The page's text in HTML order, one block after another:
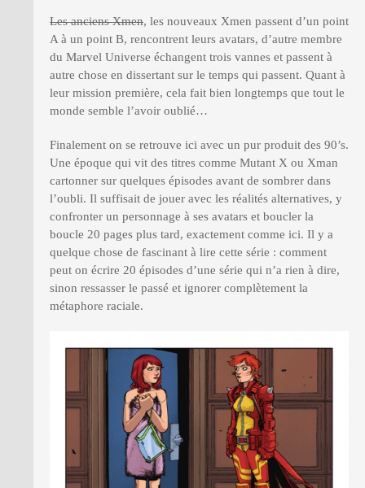
Les anciens Xmen, les nouveaux Xmen passent d’un point
A à un point B, rencontrent leurs avatars, d’autre membre
du Marvel Universe échangent trois vannes et passent à
autre chose en dissertant sur le temps qui passent. Quant à
leur mission première, cela fait bien longtemps que tout le
monde semble l’avoir oublié…
Finalement on se retrouve ici avec un pur produit des 90’s.
Une époque qui vit des titres comme Mutant X ou Xman
cartonner sur quelques épisodes avant de sombrer dans
l’oubli. Il suffisait de jouer avec les réalités alternatives, y
confronter un personnage à ses avatars et boucler la
boucle 20 pages plus tard, exactement comme ici. Il y a
quelque chose de fascinant à lire cette série : comment
peut on écrire 20 épisodes d’une série qui n’a rien à dire,
sinon ressasser le passé et ignorer complètement la
métaphore raciale.